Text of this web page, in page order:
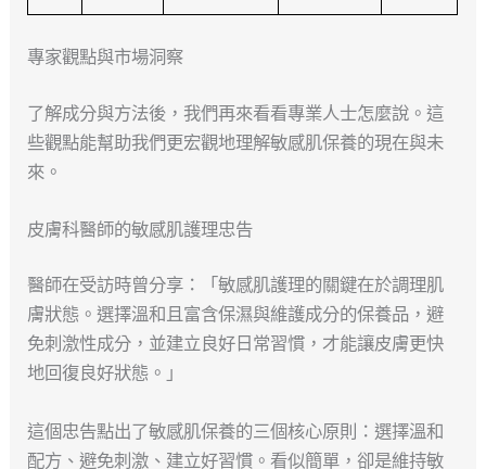
專家觀點與市場洞察
了解成分與方法後，我們再來看看專業人士怎麼說。這
些觀點能幫助我們更宏觀地理解敏感肌保養的現在與未
來。
皮膚科醫師的敏感肌護理忠告
醫師在受訪時曾分享：「敏感肌護理的關鍵在於調理肌
膚狀態。選擇溫和且富含保濕與維護成分的保養品，避
免刺激性成分，並建立良好日常習慣，才能讓皮膚更快
地回復良好狀態。」
這個忠告點出了敏感肌保養的三個核心原則：選擇溫和
配方、避免刺激、建立好習慣。看似簡單，卻是維持敏